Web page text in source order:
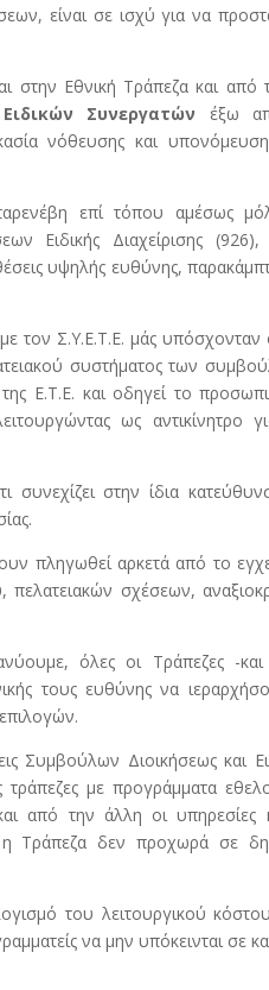
είναι σε ισχύ για να
στην Εθνική Τράπεζα και από
Συνεργατών έξω
νόθευσης και
επί τόπου αμέσως
Ειδικής Διαχείρισης
υψηλής ευθύνης,
τον Σ.Υ.Ε.Τ.Ε. μάς υπόσχονταν
συστήματος των
Ε.Τ.Ε. και οδηγεί το
ως αντικίνητρο
συνεχίζει στην ίδια
πληγωθεί αρκετά από το
σχέσεων,
όλες οι Τράπεζες -
τους ευθύνης να
Συμβούλων Διοικήσεως και
με προγράμματα
από την άλλη οι υπηρεσίες
η Τράπεζα δεν προχωρά σε
του λειτουργικού
να μην υπόκεινται σε